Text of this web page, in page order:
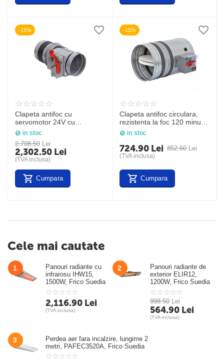
-15%
Clapeta antifoc cu
servomotor 24V cu
termofuzibil, model BTT-30
EUROM D 400 mm +
BFL24-T, Brofer, Italia
in stoc
2,708.50 Lei
2,302.50 Lei
(TVA inclusa)
Cumpara
-15%
Clapeta antifoc circulara,
rezistenta la foc 120 minute,
BTT-25 D 125 mm, Brofer
Italia
in stoc
852.60 Lei
724.90 Lei
(TVA inclusa)
Cumpara
Cele mai cautate
1
Panouri radiante cu
infrarosu IHW15,
1500W, Frico Suedia
2,116.90 Lei
(TVA inclusa)
2
Panouri radiante de
exterior ELIR12,
1200W, Frico Suedia
998.50 Lei
564.90 Lei
(TVA inclusa)
3
Perdea aer fara incalzire, lungime 2
metri, PAFEC3520A, Frico Suedia